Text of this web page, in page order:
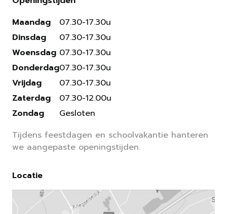
Maandag
Dinsdag
Woensdag
Donderdag
Vrijdag
Zaterdag
Zondag
07.30-17.30u
07.30-17.30u
07.30-17.30u
07.30-17.30u
07.30-17.30u
07.30-12.00u
Gesloten
Tijdens feestdagen en schoolvakantie hanteren
we aangepaste openingstijden.
Locatie